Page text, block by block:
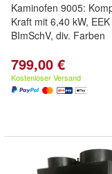
Kaminofen 9005:
Kraft mit 6,40 kW,
BImSchV, div. Farben
799,00 €
Kostenloser Versand